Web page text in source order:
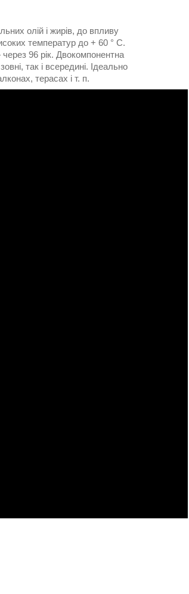
олій і жирів, до впливу
температур до + 60 ° С.
96 рік. Двокомпонентна
так і всередині. Ідеально
терасах і т. п.